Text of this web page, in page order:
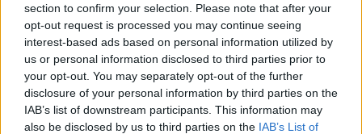
section to confirm your selection. Please note that after your
opt-out request is processed you may continue seeing
interest-based ads based on personal information utilized by
us or personal information disclosed to third parties prior to
your opt-out. You may separately opt-out of the further
disclosure of your personal information by third parties on the
IAB’s list of downstream participants. This information may
also be disclosed by us to third parties on the IAB’s List of
milione in passato.
Se vinci, Long Game deposita i soldi direttamente sul tuo
conto. Mentre Long Game può essere un modo divertente
per mettere in gioco i tuoi risparmi e guadagnare qualche
soldo extra giocando, vale la pena considerare il costo